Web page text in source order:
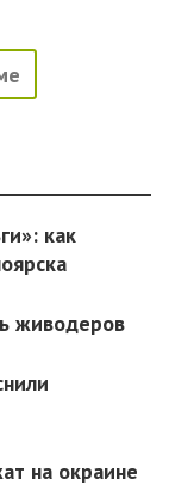
как
живодеров
на окраине